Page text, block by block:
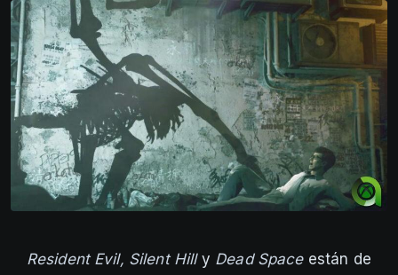
Resident Evil, Silent Hill y Dead Spaceestán de